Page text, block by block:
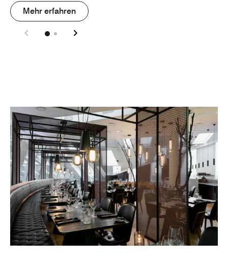
Mehr erfahren